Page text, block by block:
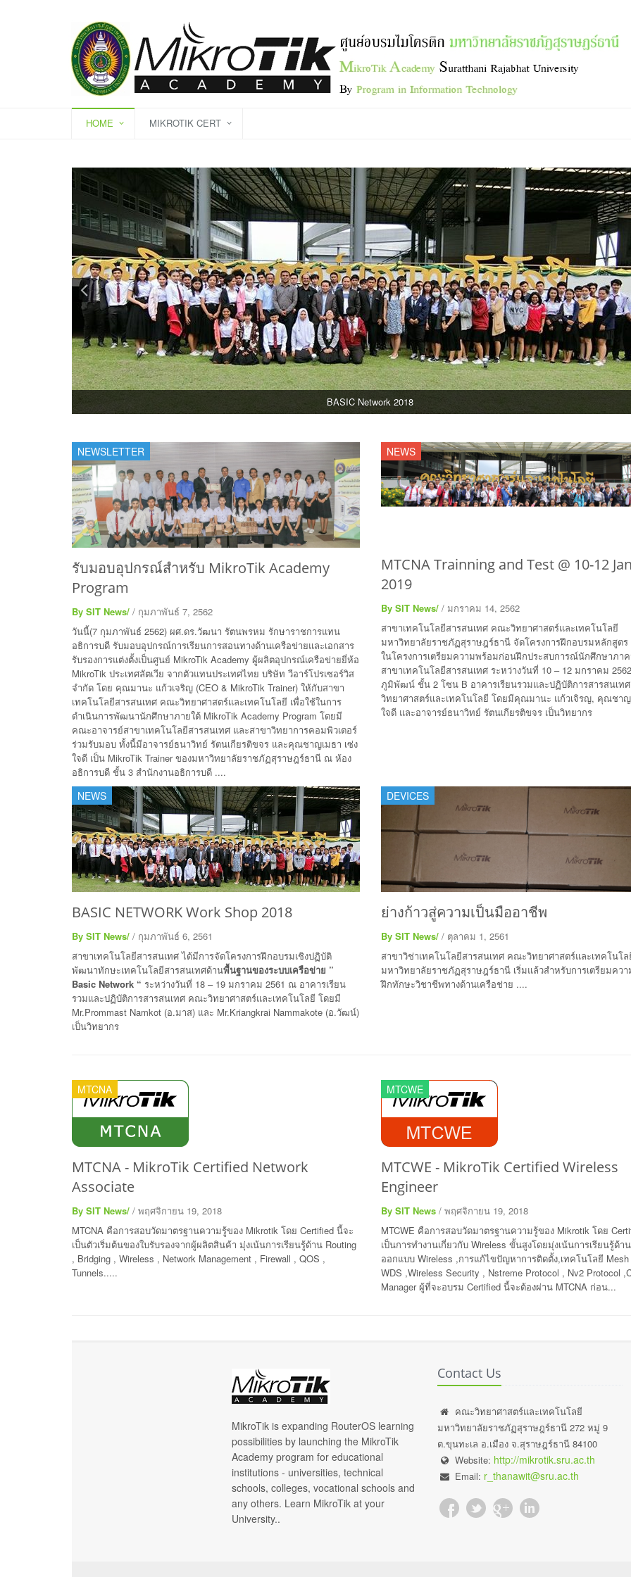
HOME MIKROTIK CERT
BASIC Network 2018
NEWSLETTER
รับมอบอุปกรณ์สำหรับ MikroTik Academy
Program
By SIT News/ / กุมภาพันธ์ 7, 2562
วันนี้(7 กุมภาพันธ์ 2562) ผศ.ดร.วัฒนา รัตนพรหม รักษาราชการแทน
อธิการบดี รับมอบอุปกรณ์การเรียนการสอนทางด้านเครือข่ายและเอกสาร
รับรองการแต่งตั้งเป็นศูนย์ MikroTik Academy ผู้ผลิตอุปกรณ์เครือข่ายยี่ห้อ
MikroTik ประเทศลัตเวีย จากตัวแทนประเทศไทย บริษัท วีอาร์โปรเซอร์วิส
จำกัด โดย คุณมานะ แก้วเจริญ (CEO & MikroTik Trainer) ให้กับสาขา
เทคโนโลยีสารสนเทศ คณะวิทยาศาสตร์และเทคโนโลยี เพื่อใช้ในการ
ดำเนินการพัฒนานักศึกษาภายใต้ MikroTik Academy Program โดยมี
คณะอาจารย์สาขาเทคโนโลยีสารสนเทศ และสาขาวิทยาการคอมพิวเตอร์
ร่วมรับมอบ ทั้งนี้มีอาจารย์ธนาวิทย์ รัตนเกียรติขจร และคุณชาญเมธา เซ่ง
ใจดี เป็น MikroTik Trainer ของมหาวิทยาลัยราชภัฏสุราษฎร์ธานี ณ ห้อง
อธิการบดี ชั้น 3 สำนักงานอธิการบดี ....
NEWS
MTCNA Trainning and Test @ 10-12
2019
By SIT News/ / มกราคม 14, 2562
สาขาเทคโนโลยีสารสนเทศ คณะวิทยาศาสตร์และเทคโนโลยี
มหาวิทยาลัยราชภัฏสุราษฎร์ธานี จัดโครงการฝึกอบรมหลักสูตร
ในโครงการเตรียมความพร้อมก่อนฝึกประสบการณ์นักศึกษาภา
สาขาเทคโนโลยีสารสนเทศ ระหว่างวันที่ 10 – 12 มกราคม
ภูมิพัฒน์ ชั้น 2 โซน B อาคารเรียนรวมและปฏิบัติการสารสนเท
วิทยาศาสตร์และเทคโนโลยี โดยมีคุณมานะ แก้วเจิรญ, คุณชาญ
ใจดี และอาจารย์ธนาวิทย์ รัตนเกียรติขจร เป็นวิทยากร
NEWS
BASIC NETWORK Work Shop 2018
By SIT News/ / กุมภาพันธ์ 6, 2561
สาขาเทคโนโลยีสารสนเทศ ได้มีการจัดโครงการฝึกอบรมเชิงปฏิบัติ
พัฒนาทักษะเทคโนโลยีสารสนเทศด้านพื้นฐานของระบบเครือข่าย ”
Basic Network “ ระหว่างวันที่ 18 – 19 มกราคม 2561 ณ อาคารเรียน
รวมและปฏิบัติการสารสนเทศ คณะวิทยาศาสตร์และเทคโนโลยี โดยมี
Mr.Prommast Namkot (อ.มาส) และ Mr.Kriangkrai Nammakote (อ.วัฒน์)
เป็นวิทยากร
DEVICES
ย่างก้าวสู่ความเป็นมืออาชีพ
By SIT News/ / ตุลาคม 1, 2561
สาขาวิช่าเทคโนโลยีสารสนเทศ คณะวิทยาศาสตร์และเทคโนโล
มหาวิทยาลัยราชภัฏสุราษฎร์ธานี เริ่มแล้วสำหรับการเตรียมคว
ฝึกทักษะวิชาชีพทางด้านเครือช่าย ....
MTCNA
MTCNA - MikroTik Certified Network
Associate
By SIT News/ / พฤศจิกายน 19, 2018
MTCNA คือการสอบวัดมาตรฐานความรู้ของ Mikrotik โดย Certified นี้จะ
เป็นตัวเริ่มต้นของใบรับรองจากผู้ผลิตสินค้า มุ่งเน้นการเรียนรู้ด้าน Routing
, Bridging , Wireless , Network Management , Firewall , QOS ,
Tunnels.....
MTCWE
MTCWE - MikroTik Certified Wireless
Engineer
By SIT News / พฤศจิกายน 19, 2018
MTCWE คือการสอบวัดมาตรฐานความรู้ของ Mikrotik โดย
เป็นการทำงานเกี่ยวกับ Wireless ขั้นสูงโดยมุ่งเน้นการเรียนรู้ด้า
ออกแบบ Wireless ,การแก้ไขปัญหาการติดตั้ง,เทคโนโลยี Mesh
WDS ,Wireless Security , Nstreme Protocol , Nv2 Protocol
Manager ผู้ที่จะอบรม Certified นี้จะต้องผ่าน MTCNA ก่อน...
MikroTik is expanding RouterOS learning
possibilities by launching the MikroTik
Academy program for educational
institutions - universities, technical
schools, colleges, vocational schools and
any others. Learn MikroTik at your
University..
Contact Us
คณะวิทยาศาสตร์และเทคโนโลยี
มหาวิทยาลัยราชภัฏสุราษฎร์ธานี 272 หมู่ 9
ต.ขุนทะเล อ.เมือง จ.สุราษฎร์ธานี 84100
Website: http://mikrotik.sru.ac.th
Email: r_thanawit@sru.ac.th